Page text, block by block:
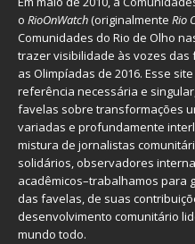
o RioOnWatch(originalmente Rio
Comunidades do Rio de Olho
trazer visibilidade às vozes
as Olimpíadas de 2016. Esse
referência necessária e
favelas sobre transformações
variadas e profundamente
mistura de jornalistas
solidários, observadores
acadêmicos–trabalhamos para
das favelas, de suas
desenvolvimento comunitário
mundo todo.